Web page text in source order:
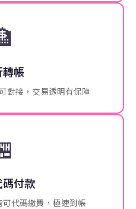
帳
對接，交易透明有保障
付款
代碼繳費，極速到帳